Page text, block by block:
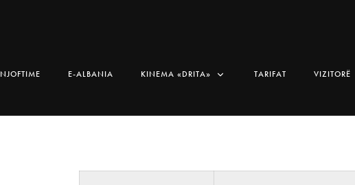
NJOFTIME E-ALBANIA KINEMA «DRITA» TARIFAT VIZITORË